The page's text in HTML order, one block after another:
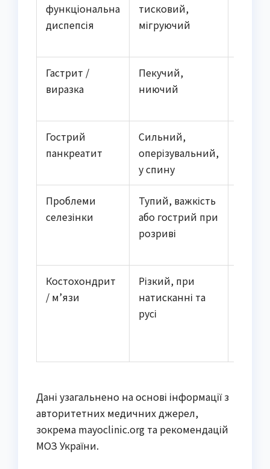
функціональна
диспепсія
тисковий,
мігруючий
Гастрит /
виразка
Пекучий,
ниючий
Гострий
панкреатит
Сильний,
оперізувальний,
у спину
Проблеми
селезінки
Тупий, важкість
або гострий при
розриві
Костохондрит
/ м’язи
Різкий, при
натисканні та
русі
Дані узагальнено на основі інформації з
авторитетних медичних джерел,
зокрема mayoclinic.org та рекомендацій
МОЗ України.